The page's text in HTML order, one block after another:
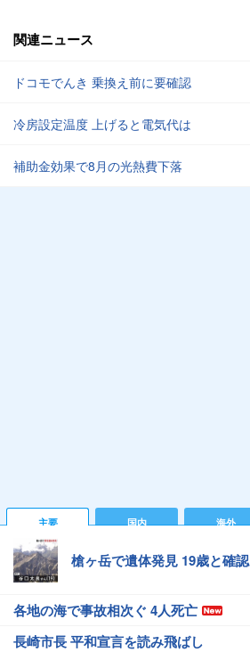
関連ニュース
ドコモでんき 乗換え前に要確認
冷房設定温度 上げると電気代は
補助金効果で8月の光熱費下落
主要 国内 海外
槍ヶ岳で遺体発見 19歳と確認
各地の海で事故相次ぐ 4人死亡
長崎市長 平和宣言を読み飛ばし